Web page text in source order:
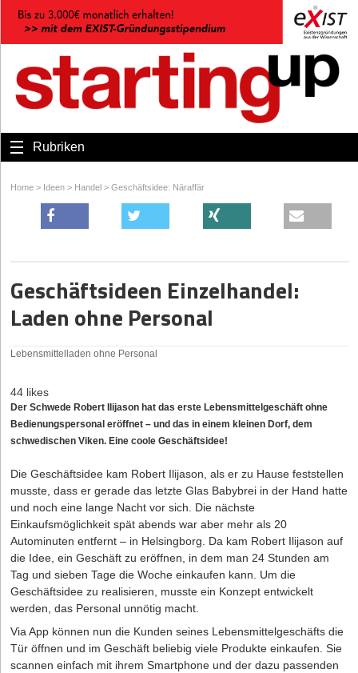
Rubriken
Home > Ideen > Handel > Geschäftsidee: Näraffär
Geschäftsideen Einzelhandel:
Laden ohne Personal
Lebensmittelladen ohne Personal
44 likes
Der Schwede Robert Ilijason hat das erste Lebensmittelgeschäft ohne
Bedienungspersonal eröffnet – und das in einem kleinen Dorf, dem
schwedischen Viken. Eine coole Geschäftsidee!
Die Geschäftsidee kam Robert Ilijason, als er zu Hause feststellen
musste, dass er gerade das letzte Glas Babybrei in der Hand hatte
und noch eine lange Nacht vor sich. Die nächste
Einkaufsmöglichkeit spät abends war aber mehr als 20
Autominuten entfernt – in Helsingborg. Da kam Robert Ilijason auf
die Idee, ein Geschäft zu eröffnen, in dem man 24 Stunden am
Tag und sieben Tage die Woche einkaufen kann. Um die
Geschäftsidee zu realisieren, musste ein Konzept entwickelt
werden, das Personal unnötig macht.
Via App können nun die Kunden seines Lebensmittelgeschäfts die
Tür öffnen und im Geschäft beliebig viele Produkte einkaufen. Sie
scannen einfach mit ihrem Smartphone und der dazu passenden